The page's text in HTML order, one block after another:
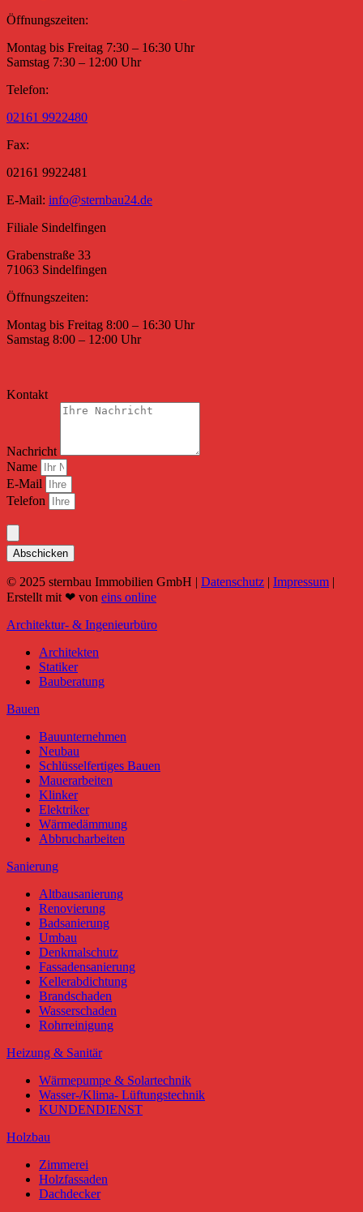
Öffnungszeiten:
Montag bis Freitag 7:30 – 16:30 Uhr
Samstag 7:30 – 12:00 Uhr
Telefon:
02161 9922480
Fax:
02161 9922481
E-Mail: info@sternbau24.de
Filiale Sindelfingen
Grabenstraße 33
71063 Sindelfingen
Öffnungszeiten:
Montag bis Freitag 8:00 – 16:30 Uhr
Samstag 8:00 – 12:00 Uhr
Kontakt
Nachricht
Name
E-Mail
Telefon
Abschicken
© 2025 sternbau Immobilien GmbH | Datenschutz | Impressum |
Erstellt mit ❤ von eins online
Architektur- & Ingenieurbüro
Architekten
Statiker
Bauberatung
Bauen
Bauunternehmen
Neubau
Schlüsselfertiges Bauen
Mauerarbeiten
Klinker
Elektriker
Wärmedämmung
Abbrucharbeiten
Sanierung
Altbausanierung
Renovierung
Badsanierung
Umbau
Denkmalschutz
Fassadensanierung
Kellerabdichtung
Brandschaden
Wasserschaden
Rohrreinigung
Heizung & Sanitär
Wärmepumpe & Solartechnik
Wasser-/Klima- Lüftungstechnik
KUNDENDIENST
Holzbau
Zimmerei
Holzfassaden
Dachdecker